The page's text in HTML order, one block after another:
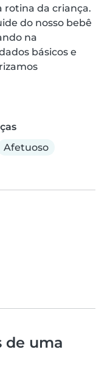
rotina da criança.
do nosso bebê
na
básicos e
Afetuoso
de uma